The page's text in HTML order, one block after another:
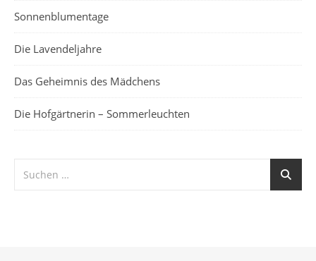
Sonnenblumentage
Die Lavendeljahre
Das Geheimnis des Mädchens
Die Hofgärtnerin – Sommerleuchten